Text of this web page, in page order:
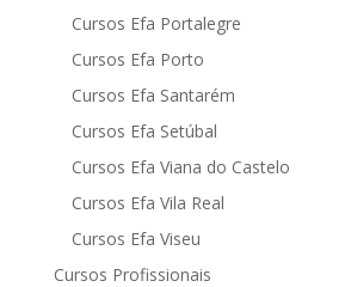
Cursos Efa Portalegre
Cursos Efa Porto
Cursos Efa Santarém
Cursos Efa Setúbal
Cursos Efa Viana do Castelo
Cursos Efa Vila Real
Cursos Efa Viseu
Cursos Profissionais